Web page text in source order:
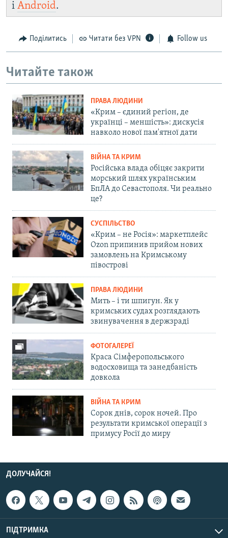
і Android.
Поділитись Читати без VPN Follow us
Читайте також
ПРАВА ЛЮДИНИ
«Крим – єдиний регіон, де
українці – меншість»: дискусія
навколо нової пам'ятної дати
ВІЙНА ТА КРИМ
Російська влада обіцяє закрити
морський шлях українським
БпЛА до Севастополя. Чи реально
це?
СУСПІЛЬСТВО
«Крим – не Росія»: маркетплейс
Ozon припинив прийом нових
замовлень на Кримському
півострові
ПРАВА ЛЮДИНИ
Мить – і ти шпигун. Як у
кримських судах розглядають
звинувачення в держзраді
ФОТОГАЛЕРЕЇ
Краса Сімферопольського
водосховища та занедбаність
довкола
ВІЙНА ТА КРИМ
Сорок днів, сорок ночей. Про
результати кримської операції з
примусу Росії до миру
ДОЛУЧАЙСЯ!
ПІДТРИМКА